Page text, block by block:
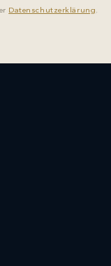
Datenschutzerklärung.